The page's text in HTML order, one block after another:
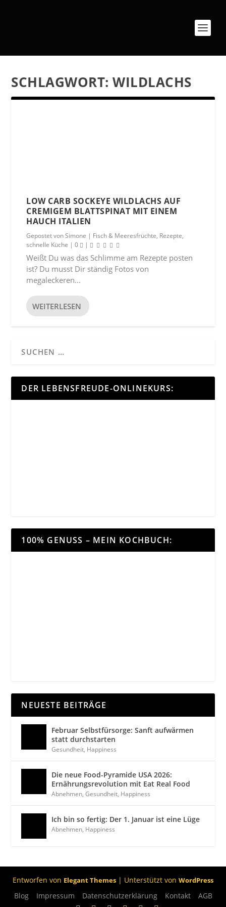
SCHLAGWORT:WILDLACHS
LOW CARB SOCKEYE WILDLACHS AUF
CREMIGEM BLATTSPINAT MIT EINEM
HAUCH ITALIEN
Gepostet vonSimone | Fisch & Meeresfrüchte, Rezepte,
schnelle Küche |0 |
Weißt Du was das Schlimme am Rezepte posten
ist? Du musst Dir ständig Fotos von
megaleckeren...
WEITERLESEN
DER LEBENSFREUDE-ONLINEKURS:
100% GENUSS – MEIN KOCHBUCH:
NEUESTE BEITRÄGE
Februar Selbstfürsorge: Sanft aufwärmen
statt durchstarten
Gesundheit, Happiness
Die neue Food-Pyramide USA 2026:
Ernährungsrevolution mit Eat Real Food
Abnehmen,Gesundheit, Happiness
Ich bin so fertig: Der 1. Januar ist eine Lüge
Abnehmen, Happiness
Entworfen von Elegant Themes | Unterstützt von WordPress
Blog Impressum Datenschutzerklärung Kontakt AGB